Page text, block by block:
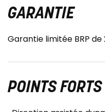
GARANTIE
Garantie limitée BRP de
POINTS FORTS